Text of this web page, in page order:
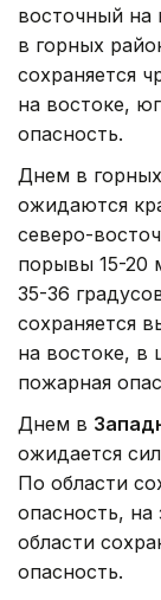
восточный на
в горных
сохраняется
на востоке,
опасность.
Днем в
ожидаются
северо-
порывы 15-20
35-36
сохраняется
на востоке, в
пожарная
Днем в
ожидается
По области
опасность, на
области
опасность.